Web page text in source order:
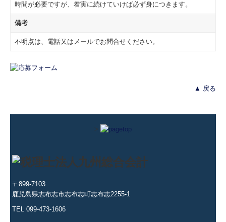
時間が必要ですが、着実に続けていけば必ず身につきます。
備考
不明点は、電話又はメールでお問合せください。
▲ 戻る
>
〒899-7103
鹿児島県志布志市志布志町志布志2255-1
TEL 099-473-1606